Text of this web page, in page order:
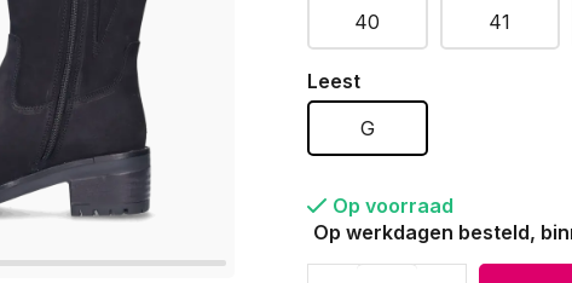
40 41
Leest
G
Op voorraad
Op werkdagen besteld,